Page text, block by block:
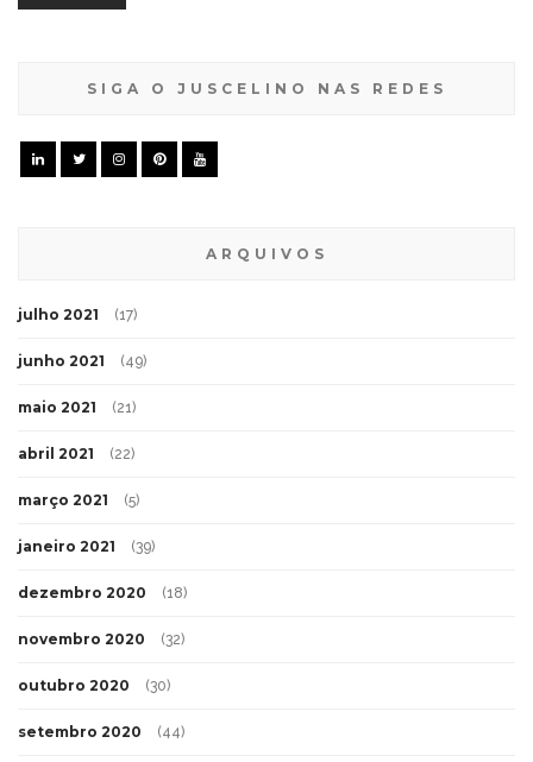
SIGA O JUSCELINO NAS REDES
ARQUIVOS
julho 2021 (17)
junho 2021 (49)
maio 2021 (21)
abril 2021 (22)
março 2021 (5)
janeiro 2021 (39)
dezembro 2020 (18)
novembro 2020 (32)
outubro 2020 (30)
setembro 2020 (44)